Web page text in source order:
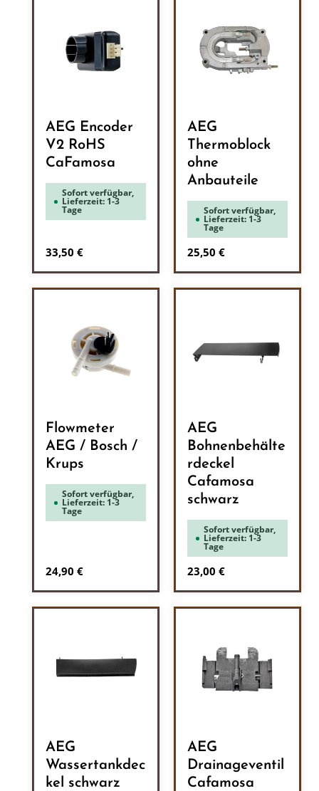
AEG Encoder
V2 RoHS
CaFamosa
Sofort verfügbar,
Lieferzeit: 1-3
Tage
Regulärer Preis:
33,50 €
AEG
Thermoblock
ohne
Anbauteile
Sofort verfügbar,
Lieferzeit: 1-3
Tage
Regulärer Preis:
25,50 €
Flowmeter
AEG / Bosch /
Krups
Sofort verfügbar,
Lieferzeit: 1-3
Tage
Regulärer Preis:
24,90 €
AEG
Bohnenbehälte
rdeckel
Cafamosa
schwarz
Sofort verfügbar,
Lieferzeit: 1-3
Tage
Regulärer Preis:
23,00 €
AEG
Wassertankdec
kel schwarz
AEG
Drainageventil
Cafamosa